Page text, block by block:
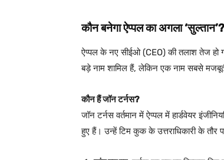
कौन बनेगा ऐप्पल का अगला ‘सुल्तान’?
ऐप्पल के नए सीईओ (CEO) की तलाश तेज हो
बड़े नाम शामिल हैं, लेकिन एक नाम सबसे
कौन हैं जॉन टर्नस?
जॉन टर्नस वर्तमान में ऐप्पल में हार्डवेयर
हुए हैं। उन्हें टिम कुक के उत्तराधिकारी के तौर